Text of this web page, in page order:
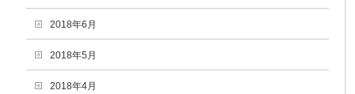
2018年6月
2018年5月
2018年4月